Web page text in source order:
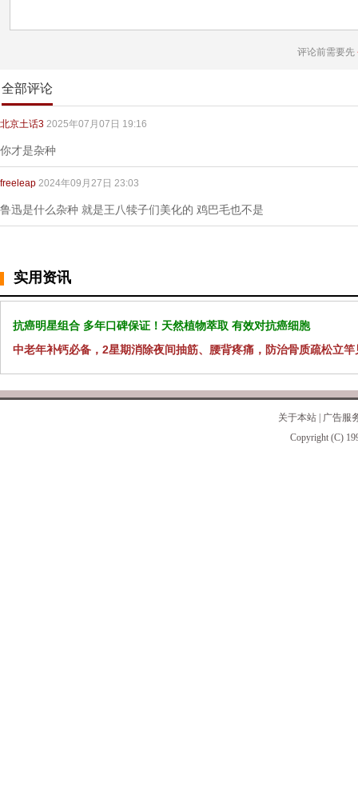
评论前需要先
全部评论
北京土话3 2025年07月07日 19:16
你才是杂种
freeleap 2024年09月27日 23:03
鲁迅是什么杂种 就是王八犊子们美化的 鸡巴毛也不是
实用资讯
抗癌明星组合 多年口碑保证！天然植物萃取 有效对抗癌细胞
中老年补钙必备，2星期消除夜间抽筋、腰背疼痛，防治骨质疏松立竿
关于本站
广告服
Copyright (C)